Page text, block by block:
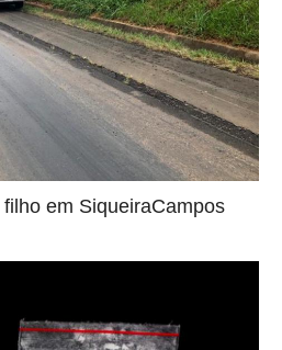
em SiqueiraCampos